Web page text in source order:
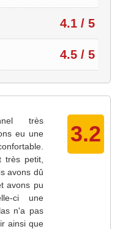
4.1 / 5
4.5 / 5
très
eu une
petit,
avons dû
avons pu
ci une
n'a pas
ainsi que
3.2